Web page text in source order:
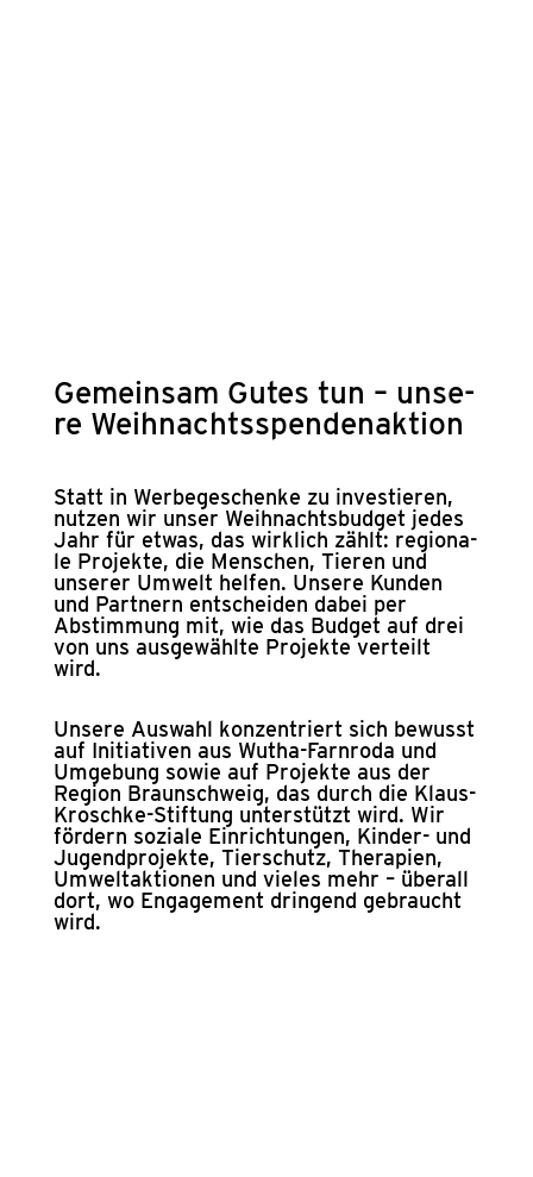
Gemein­sam Gutes tun – unse­
re Weih­nachts­spen­den­ak­ti­on
Statt in Wer­be­ge­schen­ke zu inves­tie­ren,
nut­zen wir unser Weih­nachtsbudget jedes
Jahr für etwas, das wirk­lich zählt: regio­na­
le Pro­jek­te, die Men­schen, Tie­ren und
unse­rer Umwelt hel­fen. Unse­re Kun­den
und Part­nern ent­schei­den dabei per
Abstim­mung mit, wie das Bud­get auf drei
von uns aus­ge­wähl­te Pro­jek­te ver­teilt
wird.
Unse­re Aus­wahl kon­zen­triert sich bewusst
auf Initia­ti­ven aus Wutha-Farn­ro­da und
Umge­bung sowie auf Pro­jek­te aus der
Regi­on Braun­schweig, das durch die Klaus-
Krosch­ke-Stif­tung unter­stützt wird. Wir
för­dern sozia­le Ein­rich­tun­gen, Kin­der- und
Jugend­pro­jek­te, Tier­schutz, The­ra­pien,
Umwelt­ak­tio­nen und vie­les mehr – über­all
dort, wo Enga­ge­ment drin­gend gebraucht
wird.